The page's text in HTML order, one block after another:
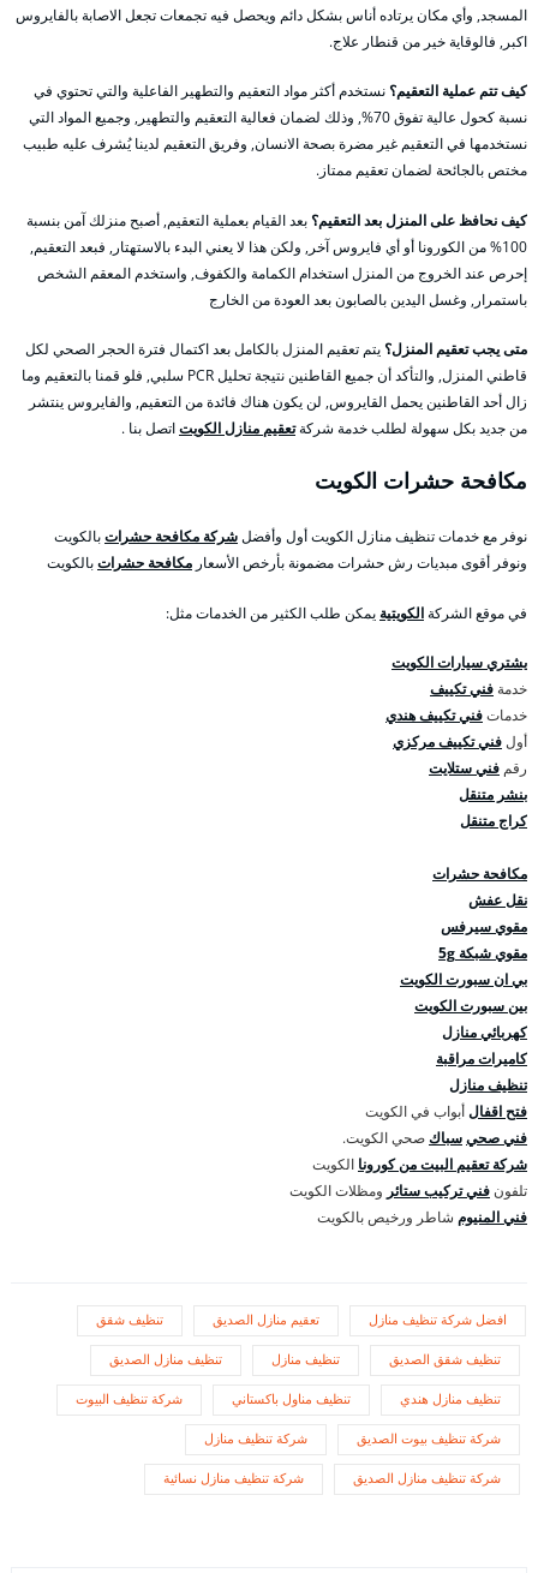
المسجد, وأي مكان يرتاده أناس بشكل دائم ويحصل فيه تجمعات تجعل الاصابة بالفايروس
اكبر, فالوقاية خير من قنطار علاج.
كيف تتم عملية التعقيم؟ نستخدم أكثر مواد التعقيم والتطهير الفاعلية والتي تحتوي في
نسبة كحول عالية تفوق 70%, وذلك لضمان فعالية التعقيم والتطهير, وجميع المواد التي
نستخدمها في التعقيم غير مضرة بصحة الانسان, وفريق التعقيم لدينا يُشرف عليه طبيب
مختص بالجائحة لضمان تعقيم ممتاز.
كيف نحافظ على المنزل بعد التعقيم؟ بعد القيام بعملية التعقيم, أصبح منزلك آمن بنسبة
100% من الكورونا أو أي فايروس آخر, ولكن هذا لا يعني البدء بالاستهتار, فبعد التعقيم,
إحرص عند الخروج من المنزل استخدام الكمامة والكفوف, واستخدم المعقم الشخص
باستمرار, وغسل اليدين بالصابون بعد العودة من الخارج
متى يجب تعقيم المنزل؟ يتم تعقيم المنزل بالكامل بعد اكتمال فترة الحجر الصحي لكل
قاطني المنزل, والتأكد أن جميع القاطنين نتيجة تحليل PCR سلبي, فلو قمنا بالتعقيم وما
زال أحد القاطنين يحمل القايروس, لن يكون هناك فائدة من التعقيم, والفايروس ينتشر
من جديد بكل سهولة لطلب خدمة شركةتعقيم منازل الكويتاتصل بنا .
مكافحة حشرات الكويت
نوفر مع خدمات تنظيف منازل الكويت أول وأفضلشركة مكافحة حشراتبالكويت
ونوفر أقوى مبديات رش حشرات مضمونة بأرخص الأسعار مكافحة حشراتبالكويت
في موقع الشركةالكويتية يمكن طلب الكثير من الخدمات مثل:
يشتري سيارات الكويت
خدمة فني تكييف
خدماتفني تكييف هندي
أولفني تكييف مركزي
رقم فني ستلايت
بنشر متنقل
كراج متنقل
مكافحة حشرات
نقل عفش
مقوي سيرفس
مقوي شبكة 5g
بي ان سبورت الكويت
بين سبورت الكويت
كهربائي منازل
كاميرات مراقبة
تنظيف منازل
فتح اقفالأبواب في الكويت
فني صحيسباك صحي الكويت.
شركة تعقيم البيت من كورونا الكويت
تلفون فني تركيب ستائر ومظلات الكويت
فني المنيوم شاطر ورخيص بالكويت
افضل شركة تنظيف منازل تعقيم منازل الصديق تنظيف شقق
تنظيف شقق الصديق تنظيف منازل تنظيف منازل الصديق
تنظيف منازل هندي تنظيف مناول باكستاني شركة تنظيف البيوت
شركة تنظيف بيوت الصديق شركة تنظيف منازل
شركة تنظيف منازل الصديق شركة تنظيف منازل نسائية